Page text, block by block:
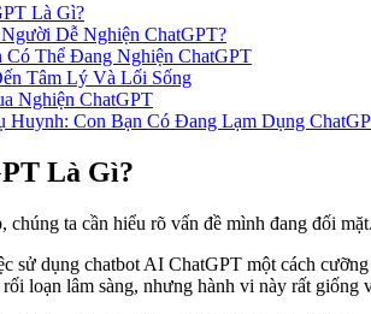
Là Gì?
Dễ Nghiện ChatGPT?
Có Thể Đang Nghiện ChatGPT
Tâm Lý Và Lối Sống
Nghiện ChatGPT
Huynh: Con Bạn Có Đang Lạm Dụng
Là Gì?
ta cần hiểu rõ vấn đề mình đang đối mặt.
sử dụng chatbot AI ChatGPT một cách
loạn lâm sàng, nhưng hành vi này rất